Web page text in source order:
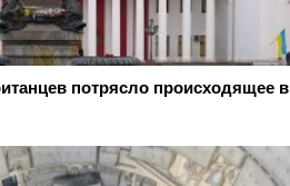
потрясло происходящее в